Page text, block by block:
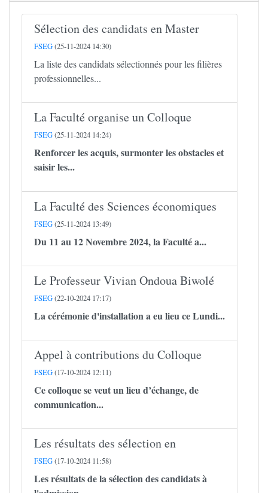
Sélection des candidats en Master
FSEG(25-11-2024 14:30)
La liste des candidats sélectionnés pour les filières
professionnelles...
La Faculté organise un Colloque
FSEG(25-11-2024 14:24)
Renforcer les acquis, surmonter les obstacles et
saisir les...
La Faculté des Sciences économiques
FSEG(25-11-2024 13:49)
Du 11 au 12 Novembre 2024, la Faculté a...
Le Professeur Vivian Ondoua Biwolé
FSEG(22-10-2024 17:17)
La cérémonie d'installation a eu lieu ce Lundi...
Appel à contributions du Colloque
FSEG(17-10-2024 12:11)
Ce colloque se veut un lieu d’échange, de
communication...
Les résultats des sélection en
FSEG(17-10-2024 11:58)
Les résultats de la sélection des candidats à